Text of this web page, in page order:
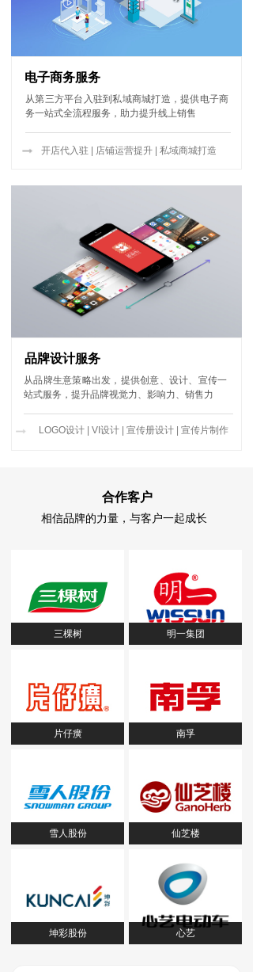
相信品牌的力量，与客户一起成长
合作客户
三棵树 明一集团
片仔癀 南孚
雪人股份 仙芝楼
坤彩股份 心艺
电子商务服务
从第三方平台入驻到私域商城打造，提供电子商
务一站式全流程服务，助力提升线上销售
开店代入驻 | 店铺运营提升 | 私域商城打造
品牌设计服务
从品牌生意策略出发，提供创意、设计、宣传一
站式服务， 提升品牌视觉力、影响力、销售力
LOGO设计 | VI设计 | 宣传册设计 | 宣传片制作